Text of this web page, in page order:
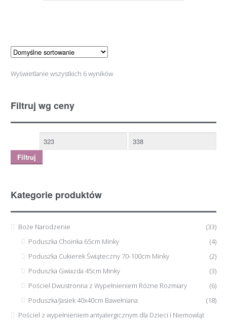
Wyświetlanie wszystkich 6 wyników
Filtruj wg ceny
Filtruj
Kategorie produktów
Boże Narodzenie
(33)
Poduszka Choinka 65cm Minky
(4)
Poduszka Cukierek Świąteczny 70-100cm Minky
(2)
Poduszka Gwiazda 45cm Minky
(3)
Pościel Dwustronna z Wypełnieniem Różne Rozmiary
(6)
Poduszka/Jasiek 40x40cm Bawełniana
(18)
Pościel z wypełnieniem antyalergicznym dla Dzieci i Niemowląt